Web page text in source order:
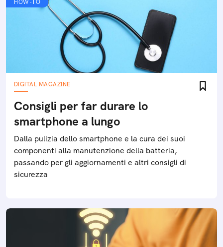
HOW-TO
DIGITAL MAGAZINE
Consigli per far durare lo
smartphone a lungo
Dalla pulizia dello smartphone e la cura dei suoi
componenti alla manutenzione della batteria,
passando per gli aggiornamenti e altri consigli di
sicurezza